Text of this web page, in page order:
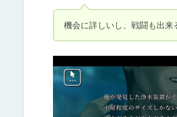
機会に詳しいし、戦闘も出来